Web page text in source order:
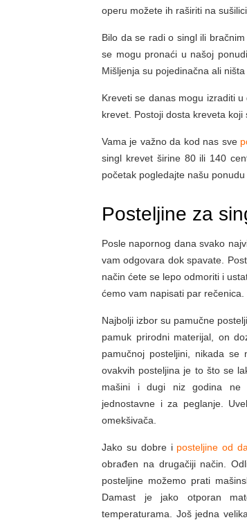
operu možete ih raširiti na
Bilo da se radi o singl ili
se mogu pronaći u našoj
Mišljenja su pojedinačna ali
Kreveti se danas mogu izraditi
krevet. Postoji dosta kreveta
Vama je važno da kod nas sve
singl krevet širine 80 ili 140
početak pogledajte našu
Posteljine za
Posle napornog dana svako
vam odgovara dok spavate.
način ćete se lepo odmoriti i
ćemo vam napisati par rečenica.
Najbolji izbor su pamučne
pamuk prirodni materijal, on
pamučnoj posteljini, nikada
ovakvih posteljina je to što se
mašini i dugi niz godina ne
jednostavne i za peglanje.
omekšivača.
Jako su dobre i posteljine od
obrađen na drugačiji način.
posteljine možemo prati
Damast je jako otporan
temperaturama. Još jedna